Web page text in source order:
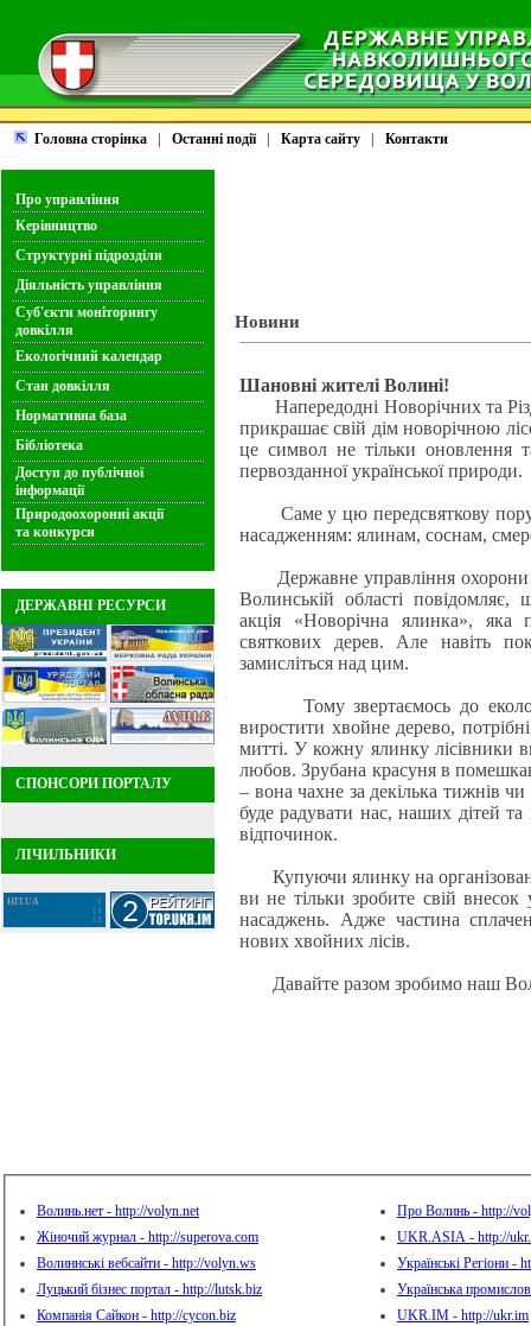
Головна сторінка Останні події| Карта сайту Контакти
Про управління
Керівництво
Структурні підрозділи
Діяльність управління
Суб'єкти моніторингу
довкілля
Екологічний календар
Стан довкілля
Нормативна база
Бібліотека
Доступ до публічної
інформації
Природоохоронні акції
та конкурси
ДЕРЖАВНІ РЕСУРСИ
СПОНСОРИ ПОРТАЛУ
ЛІЧИЛЬНИКИ
HIT.UA
1
13
13
Новини
Шановні жителі Волині!
Напередодні Новорічних та
прикрашає свій дім новорічною
це символ не тільки оновлення
первозданної української природи.
Саме у цю передсвяткову пору
насадженням: ялинам, соснам,
Державне управління охорони
Волинській області повідомляє,
акція «Новорічна ялинка», яка
святкових дерев. Але навіть
замисліться над цим.
Тому звертаємось до
виростити хвойне дерево,
митті. У кожну ялинку лісівники
любов. Зрубана красуня в
– вона чахне за декілька тижнів
буде радувати нас, наших дітей
відпочинок.
Купуючи ялинку на
ви не тільки зробите свій
насаджень. Адже частина
нових хвойних лісів.
Давайте разом зробимо наш
Волинь.нет - http://volyn.net
Жіночий журнал - http://superova.com
Волиннські вебсайти - http://volyn.ws
Луцький бізнес портал - http://lutsk.biz
Компанія Сайкон - http://cycon.biz
Про Волинь - http://
UKR.ASIA - http://
Українські Регіони -
Українська
UKR.IM - http://ukr.im